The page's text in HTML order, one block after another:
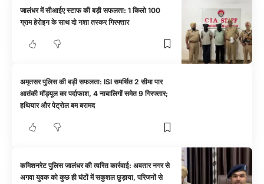
जालंधर में सीआईए स्टाफ की बड़ी सफलता: 1 किलो 100
ग्राम हेरोइन के साथ दो नशा तस्कर गिरफ्तार
अमृतसर पुलिस की बड़ी सफलता: ISI समर्थित 2 सीमा पार
आतंकी मॉड्यूल का पर्दाफाश, 4 नाबालिगों समेत 9 गिरफ्तार;
हथियार और पेट्रोल बम बरामद
कमिशनरेट पुलिस जालंधर की त्वरित कार्रवाई: अवतार नगर से
अगवा युवक को कुछ ही घंटों में सकुशल छुड़ाया, परिजनों से